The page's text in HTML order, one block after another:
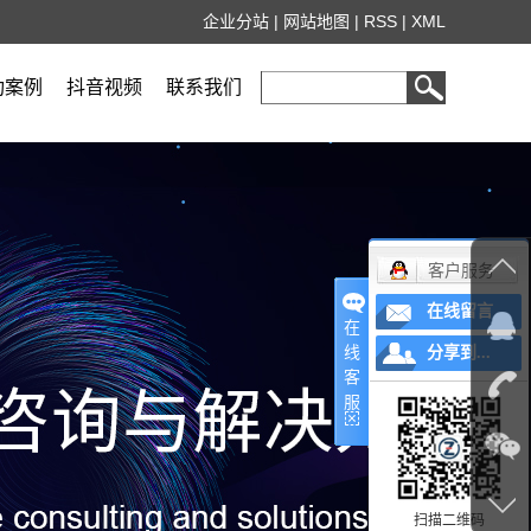
企业分站 | 网站地图 | RSS | XML
例 抖音视频 联系我们
在
线
客
服
客户服务
在线留言
分享到...
扫描二维码